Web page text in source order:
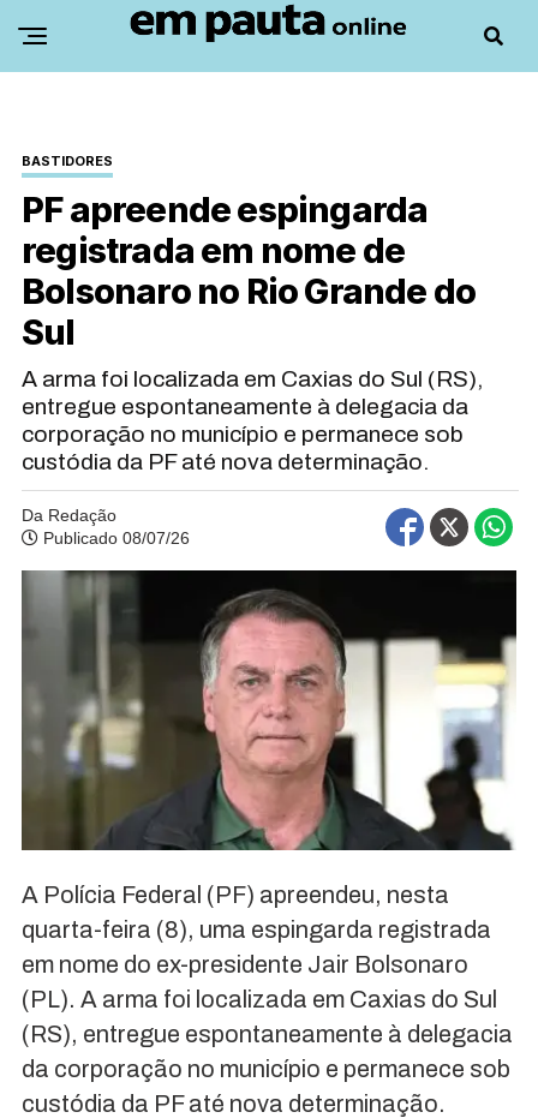
BASTIDORES
PF apreende espingarda
registrada em nome de
Bolsonaro no Rio Grande do
Sul
A arma foi localizada em Caxias do Sul (RS),
entregue espontaneamente à delegacia da
corporação no município e permanece sob
custódia da PF até nova determinação.
Da Redação
Publicado 08/07/26
A Polícia Federal (PF) apreendeu, nesta
quarta-feira (8), uma espingarda registrada
em nome do ex-presidente Jair Bolsonaro
(PL). A arma foi localizada em Caxias do Sul
(RS), entregue espontaneamente à delegacia
da corporação no município e permanece sob
custódia da PF até nova determinação.